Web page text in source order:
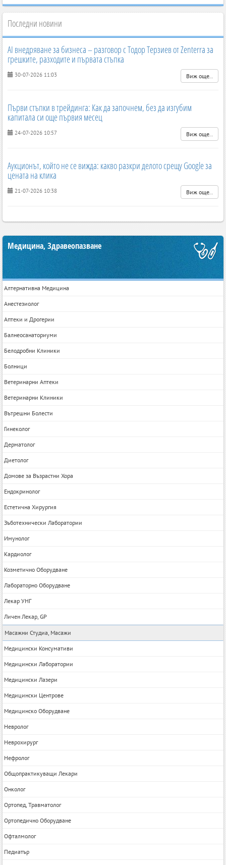
Последни новини
AI внедряване за бизнеса – разговор с Тодор Терзиев от Zenterra за
грешките, разходите и първата стъпка
30-07-2026 11:03 Виж още..
Първи стъпки в трейдинга: Как да започнем, без да изгубим
капитала си още първия месец
24-07-2026 10:57 Виж още..
Аукционът, който не се вижда: какво разкри делото срещу Google за
цената на клика
21-07-2026 10:38 Виж още..
Медицина, Здравеопазване
Алтернативна Медицина
Анестезиолог
Аптеки и Дрогерии
Балнеосанаториуми
Белодробни Клиники
Болници
Ветеринарни Аптеки
Ветеринарни Клиники
Вътрешни Болести
Гинеколог
Дерматолог
Диетолог
Домове за Възрастни Хора
Ендокринолог
Естетична Хирургия
Зъботехнически Лаборатории
Имунолог
Кардиолог
Козметично Оборудване
Лабораторно Оборудване
Лекар УНГ
Личен Лекар, GP
Масажни Студиа, Масажи
Медицински Консумативи
Медицински Лаборатории
Медицински Лазери
Медицински Центрове
Медицинско Оборудване
Невролог
Неврохирург
Нефролог
Общопрактикуващи Лекари
Онколог
Ортопед, Травматолог
Ортопедично Оборудване
Офталмолог
Педиатър